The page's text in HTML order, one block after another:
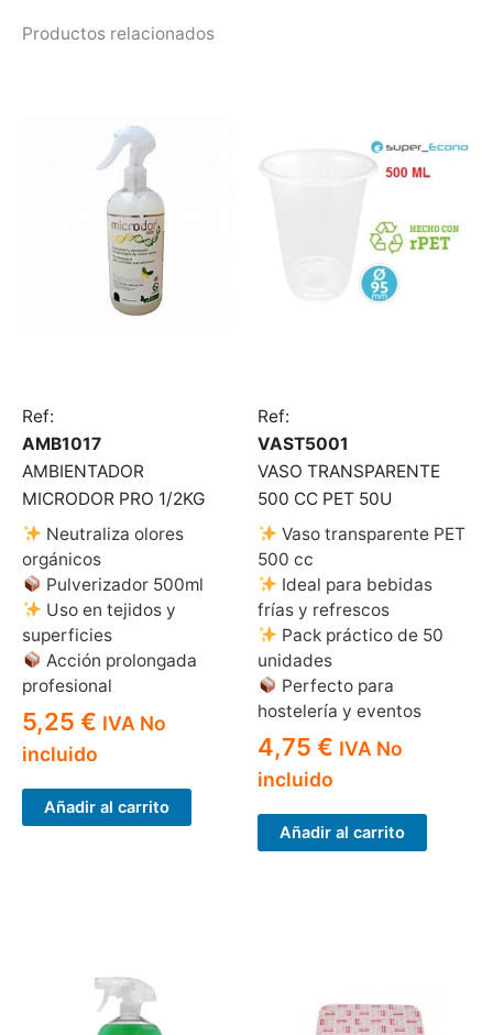
Productos relacionados
Ref:
AMB1017
AMBIENTADOR
MICRODOR PRO 1/2KG
Neutraliza olores
orgánicos
Pulverizador 500ml
Uso en tejidos y
superficies
Acción prolongada
profesional
5,25 € IVA No
incluido
Añadir al carrito
Ref:
VAST5001
VASO TRANSPARENTE
500 CC PET 50U
Vaso transparente PET
500 cc
Ideal para bebidas
frías y refrescos
Pack práctico de 50
unidades
Perfecto para
hostelería y eventos
4,75 € IVA No
incluido
Añadir al carrito